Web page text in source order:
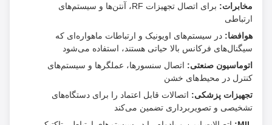
مخابرات:
برای اتصال تجهیزات RF، آنتن‌ها و سیستم‌های
ارتباطی
هوافضا:در سیستم‌های اویونیک و ارتباطات ماهواره‌ای که
سیگنال‌های فرکانس بالا حیاتی هستند، استفاده می‌شود
اتوماسیون صنعتی:اتصال سنسورها، عملگرها و سیستم‌های
کنترل در محیط‌های خشن
تجهیزات پزشکی:اتصالات قابل اعتماد را برای دستگاه‌های
تشخیصی و تصویربرداری تضمین می‌کند